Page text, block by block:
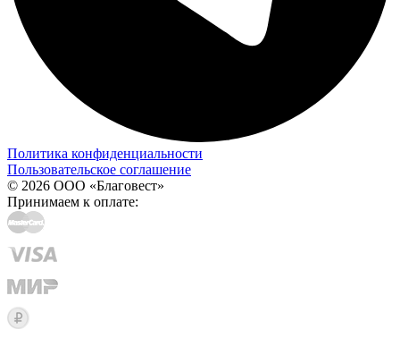
Политика конфиденциальности
Пользовательское соглашение
© 2026 ООО «Благовест»
Принимаем к оплате: